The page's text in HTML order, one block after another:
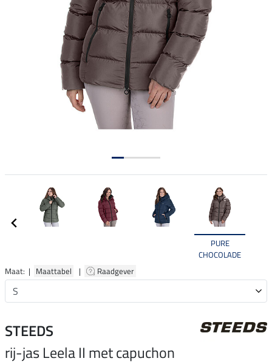
PURE
CHOCOLADE
Maat: | Maattabel | Raadgever
STEEDS
rij-jas Leela II met capuchon